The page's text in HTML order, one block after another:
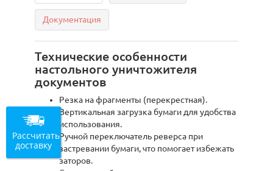
Документация
Технические особенности
настольного уничтожителя
документов
Резка на фрагменты (перекрестная).
Вертикальная загрузка бумаги для удобства
использования.
Ручной переключатель реверса при
застревании бумаги, что помогает избежать
заторов.
Рассчитать
доставку